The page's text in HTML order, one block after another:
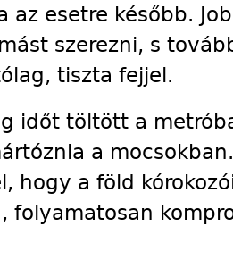
az esetre később.
szerezni, s
tiszta fejjel.
időt töltött a
a
hogy a föld
folyamatosan